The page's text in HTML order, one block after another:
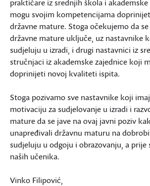
praktičare iz srednjih škola i
mogu svojim kompetencijama
državne mature. Stoga očekujemo da
državne mature uključe, uz nastavnike
sudjeluju u izradi, i drugi nastavnici iz
stručnjaci iz akademske zajednice koji
doprinijeti novoj kvaliteti ispita.
Stoga pozivamo sve nastavnike koji
motivaciju za sudjelovanje u izradi i
mature da se jave na ovaj javni poziv
unapređivali državnu maturu na
sudjeluju u odgoju i obrazovanju, a prije
naših učenika.
Vinko Filipović,